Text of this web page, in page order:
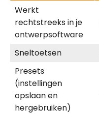
Werkt
rechtstreeks in je
ontwerpsoftware
Sneltoetsen
Presets
(instellingen
opslaan en
hergebruiken)